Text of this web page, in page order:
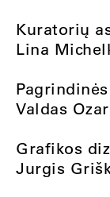
Kuratorių
Lina
Valdas
Grafikos
Jurgis